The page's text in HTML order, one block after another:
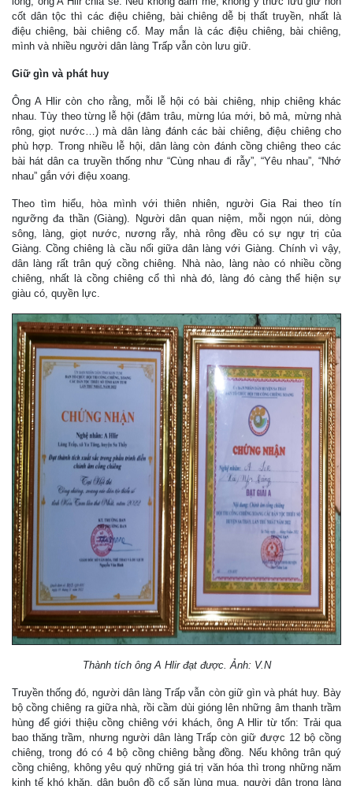
cốt dân tộc thì các điệu chiêng, bài chiêng dễ bị thất truyền, nhất là
điệu chiêng, bài chiêng cổ. May mắn là các điệu chiêng, bài chiêng,
mình và nhiều người dân làng Trấp vẫn còn lưu giữ.
Giữ gìn và phát huy
Ông A Hlir còn cho rằng, mỗi lễ hội có bài chiêng, nhịp chiêng khác
nhau. Tùy theo từng lễ hội (đâm trâu, mừng lúa mới, bỏ mả, mừng nhà
rông, giọt nước…) mà dân làng đánh các bài chiêng, điệu chiêng cho
phù hợp. Trong nhiều lễ hội, dân làng còn đánh cồng chiêng theo các
bài hát dân ca truyền thống như “Cùng nhau đi rẫy”, “Yêu nhau”, “Nhớ
nhau” gắn với điệu xoang.
Theo tìm hiểu, hòa mình với thiên nhiên, người Gia Rai theo tín
ngưỡng đa thần (Giàng). Người dân quan niệm, mỗi ngọn núi, dòng
sông, làng, giọt nước, nương rẫy, nhà rông đều có sự ngự trị của
Giàng. Cồng chiêng là cầu nối giữa dân làng với Giàng. Chính vì vậy,
dân làng rất trân quý cồng chiêng. Nhà nào, làng nào có nhiều cồng
chiêng, nhất là cồng chiêng cổ thì nhà đó, làng đó càng thể hiện sự
giàu có, quyền lực.
Thành tích ông A Hlir đạt được. Ảnh: V.N
Truyền thống đó, người dân làng Trấp vẫn còn giữ gìn và phát huy. Bày
bộ cồng chiêng ra giữa nhà, rồi cầm dùi gióng lên những âm thanh trầm
hùng để giới thiệu cồng chiêng với khách, ông A Hlir từ tốn: Trải qua
bao thăng trầm, nhưng người dân làng Trấp còn giữ được 12 bộ cồng
chiêng, trong đó có 4 bộ cồng chiêng bằng đồng. Nếu không trân quý
cồng chiêng, không yêu quý những giá trị văn hóa thì trong những năm
kinh tế khó khăn, dân buôn đồ cổ săn lùng mua, người dân trong làng